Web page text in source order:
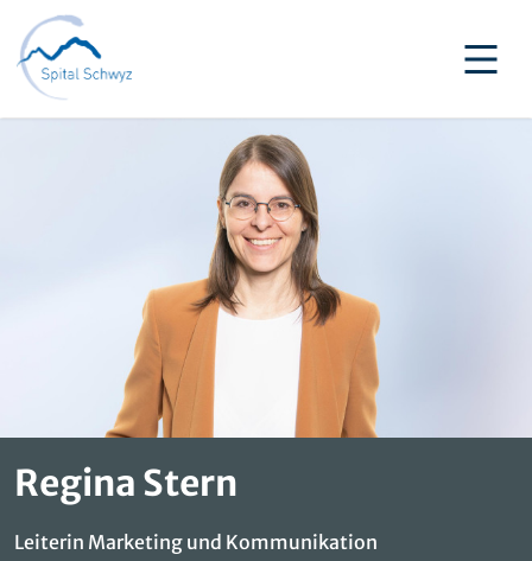
Regina Stern
Leiterin Marketing und Kommunikation